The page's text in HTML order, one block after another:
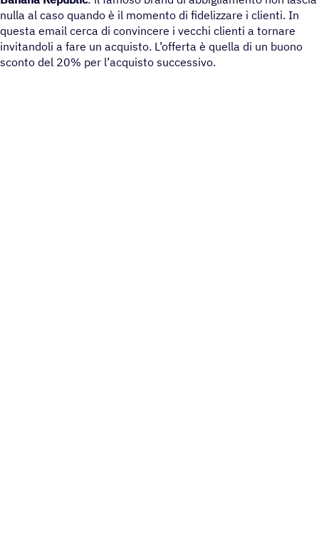
nulla al caso quando è il momento di fidelizzare i clienti. In
questa email cerca di convincere i vecchi clienti a tornare
invitandoli a fare un acquisto. L’offerta è quella di un buono
sconto del 20% per l’acquisto successivo.